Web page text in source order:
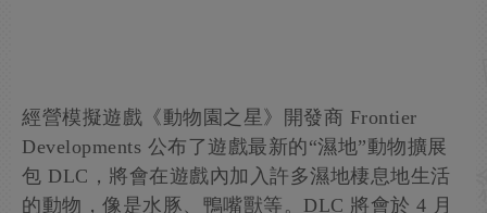
經營模擬遊戲《動物園之星》開發商 Frontier
Developments 公布了遊戲最新的“濕地”動物擴展
包 DLC，將會在遊戲內加入許多濕地棲息地生活
的動物，像是水豚、鴨嘴獸等。DLC 將會於 4 月